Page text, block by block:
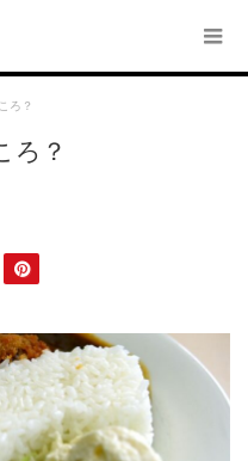
ろ？
ろ？